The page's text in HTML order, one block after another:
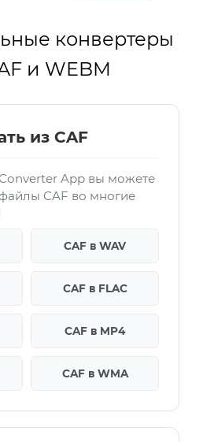
конвертеры
и WEBM
из CAF
App вы можете
CAF во многие
CAF в WAV
CAF в FLAC
CAF в MP4
CAF в WMA